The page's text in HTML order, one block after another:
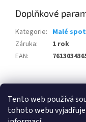
Tento web používá
tohoto webu
Doplňkové
Kategorie: Malé
Záruka:
1 rok
EAN:
Z
100 % zákazníků